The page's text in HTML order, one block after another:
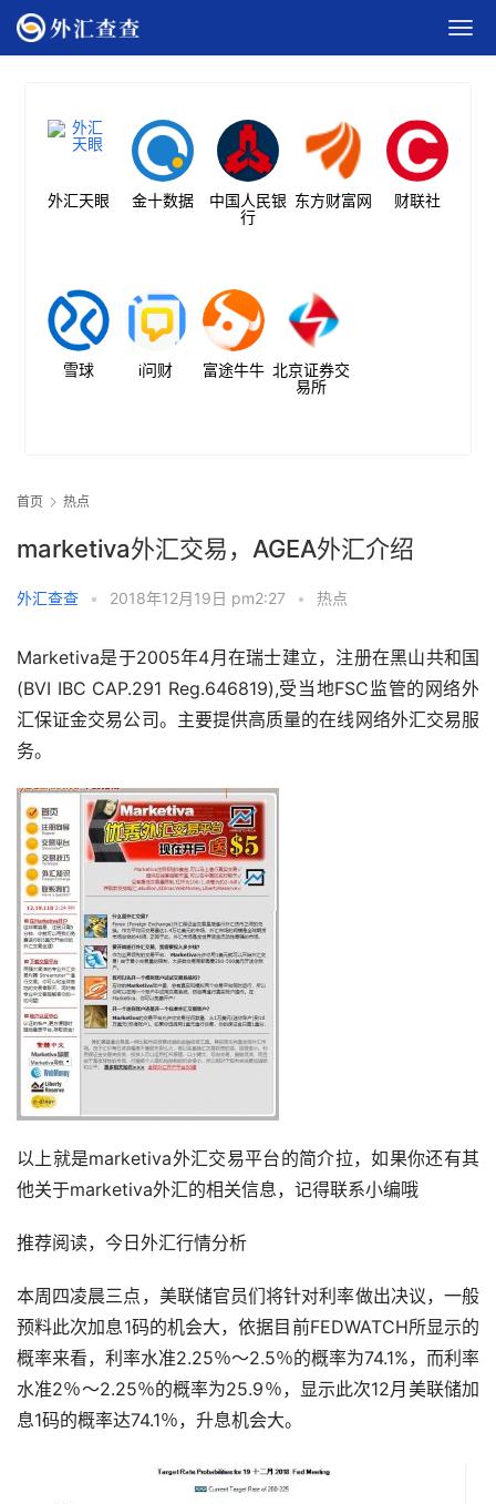
外汇天眼 金十数据
中国人民银
行
东方财富网 财联社
雪球 i问财 富途牛牛 北京证券交
易所
首页 热点
marketiva外汇交易，AGEA外汇介绍
外汇查查 • 2018年12月19日 pm2:27 • 热点
Marketiva是于2005年4月在瑞士建立，注册在黑山共和国
(BVI IBC CAP.291 Reg.646819),受当地FSC监管的网络外
汇保证金交易公司。主要提供高质量的在线网络外汇交易服
务。
以上就是marketiva外汇交易平台的简介拉，如果你还有其
他关于marketiva外汇的相关信息，记得联系小编哦
推荐阅读，今日外汇行情分析
本周四凌晨三点，美联储官员们将针对利率做出决议，一般
预料此次加息1码的机会大，依据目前FEDWATCH所显示的
概率来看，利率水准2.25％～2.5％的概率为74.1%，而利率
水准2％～2.25％的概率为25.9％，显示此次12月美联储加
息1码的概率达74.1％，升息机会大。